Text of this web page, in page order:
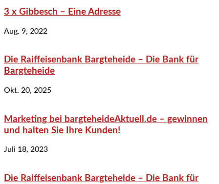
3 x Gibbesch – Eine Adresse
Aug. 9, 2022
Die Raiffeisenbank Bargteheide – Die Bank für
Bargteheide
Okt. 20, 2025
Marketing bei bargteheideAktuell.de – gewinnen
und halten Sie Ihre Kunden!
Juli 18, 2023
Die Raiffeisenbank Bargteheide – Die Bank für